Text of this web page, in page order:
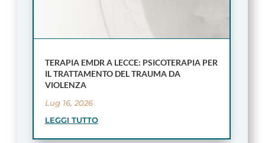
TERAPIA EMDR A LECCE: PSICOTERAPIA PER
IL TRATTAMENTO DEL TRAUMA DA
VIOLENZA
Lug 16, 2026
LEGGI TUTTO